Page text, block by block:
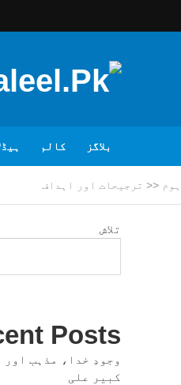
بلاگز کالم
ہوم << ترجیحات اور اہداف
تلاش
Posts
وجودِ خدا، مذہب
کبیر علی